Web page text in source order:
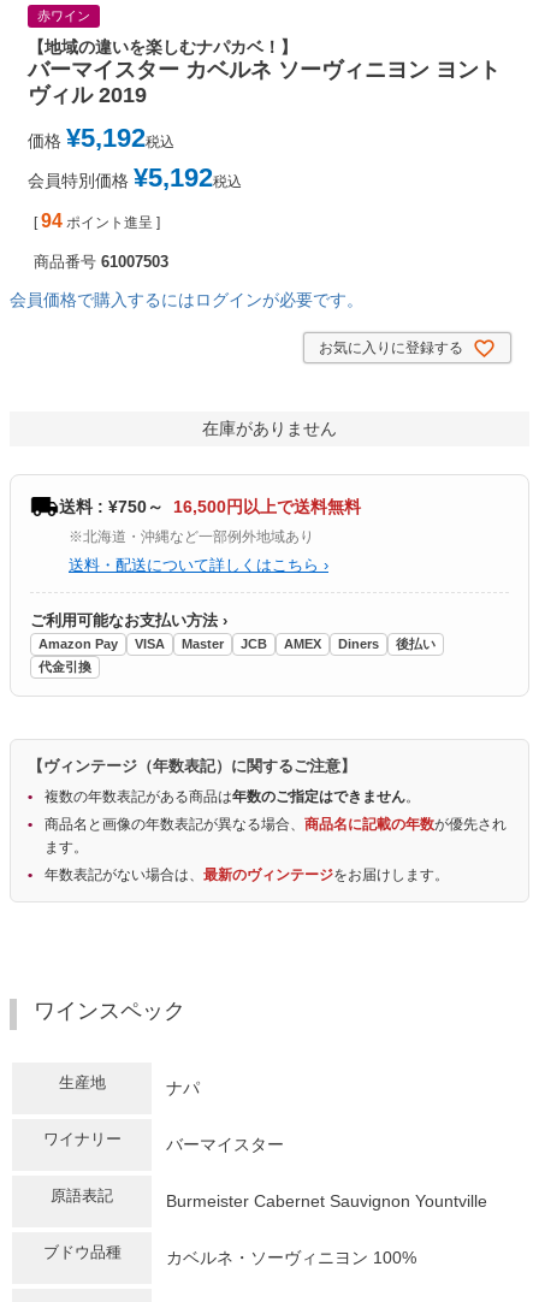
赤ワイン
【地域の違いを楽しむナパカベ！】
バーマイスター カベルネ ソーヴィニヨン ヨント
ヴィル 2019
価格 ¥5,192税込
会員特別価格 ¥5,192税込
[ 94 ポイント進呈 ]
商品番号 61007503
会員価格で購入するにはログインが必要です。
お気に入りに登録する
在庫がありません
送料 : ¥750～ 16,500円以上で送料無料
※北海道・沖縄など一部例外地域あり
送料・配送について詳しくはこちら ›
ご利用可能なお支払い方法 ›
Amazon Pay VISA Master JCB AMEX Diners
後払い
代金引換
【ヴィンテージ（年数表記）に関するご注意】
複数の年数表記がある商品は年数のご指定はできません。
商品名と画像の年数表記が異なる場合、 商品名に記載の年数が優先され
ます。
年数表記がない場合は、 最新のヴィンテージをお届けします。
ワインスペック
生産地 ナパ
ワイナリー バーマイスター
原語表記 Burmeister Cabernet Sauvignon Yountville
ブドウ品種 カベルネ・ソーヴィニヨン 100%